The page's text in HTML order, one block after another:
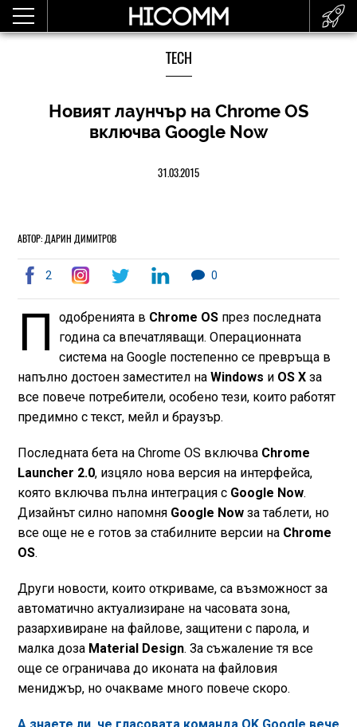
TECH
Новият лаунчър на Chrome OS
включва Google Now
31.03.2015
АВТОР: ДАРИН ДИМИТРОВ
2 0
П одобренията в Chrome OS през последната
година са впечатляващи. Операционната
система на Google постепенно се превръща в
напълно достоен заместител на Windows и OS Xза
все повече потребители, особено тези, които работят
предимно с текст, мейл и браузър.
Последната бета на Chrome OS включва Chrome
Launcher 2.0, изцяло нова версия на интерфейса,
която включва пълна интеграция с Google Now.
Дизайнът силно напомня Google Nowза таблети, но
все още не е готов за стабилните версии на Chrome
OS.
Други новости, които откриваме, са възможност за
автоматично актуализиране на часовата зона,
разархивиране на файлове, защитени с парола, и
малка доза Material Design. За съжаление тя все
още се ограничава до иконата на файловия
мениджър, но очакваме много повече скоро.